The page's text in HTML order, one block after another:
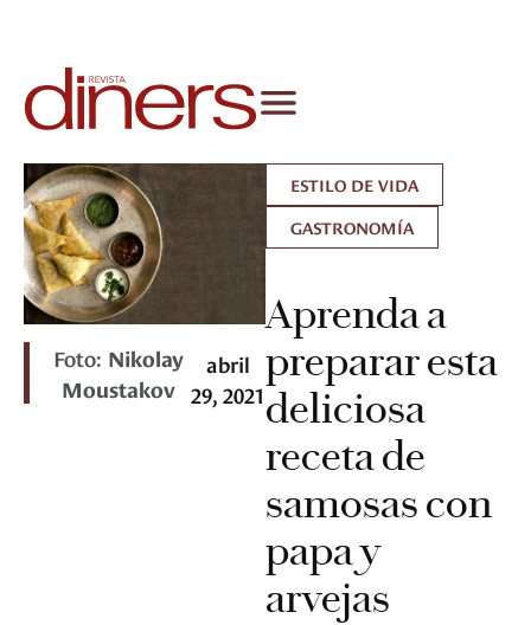
Foto: Nikolay
Moustakov
abril
29, 2021
ESTILO DE VIDA
GASTRONOMÍA
Aprenda a
preparar esta
deliciosa
receta de
samosas con
papa y
arvejas